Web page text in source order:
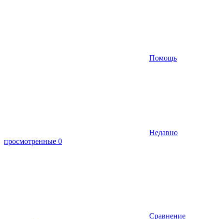
Помощь
Недавно
просмотренные 0
Сравнение